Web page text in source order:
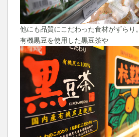
他にも品質にこだわった食材がずらり。
有機黒豆を使用した黒豆茶や